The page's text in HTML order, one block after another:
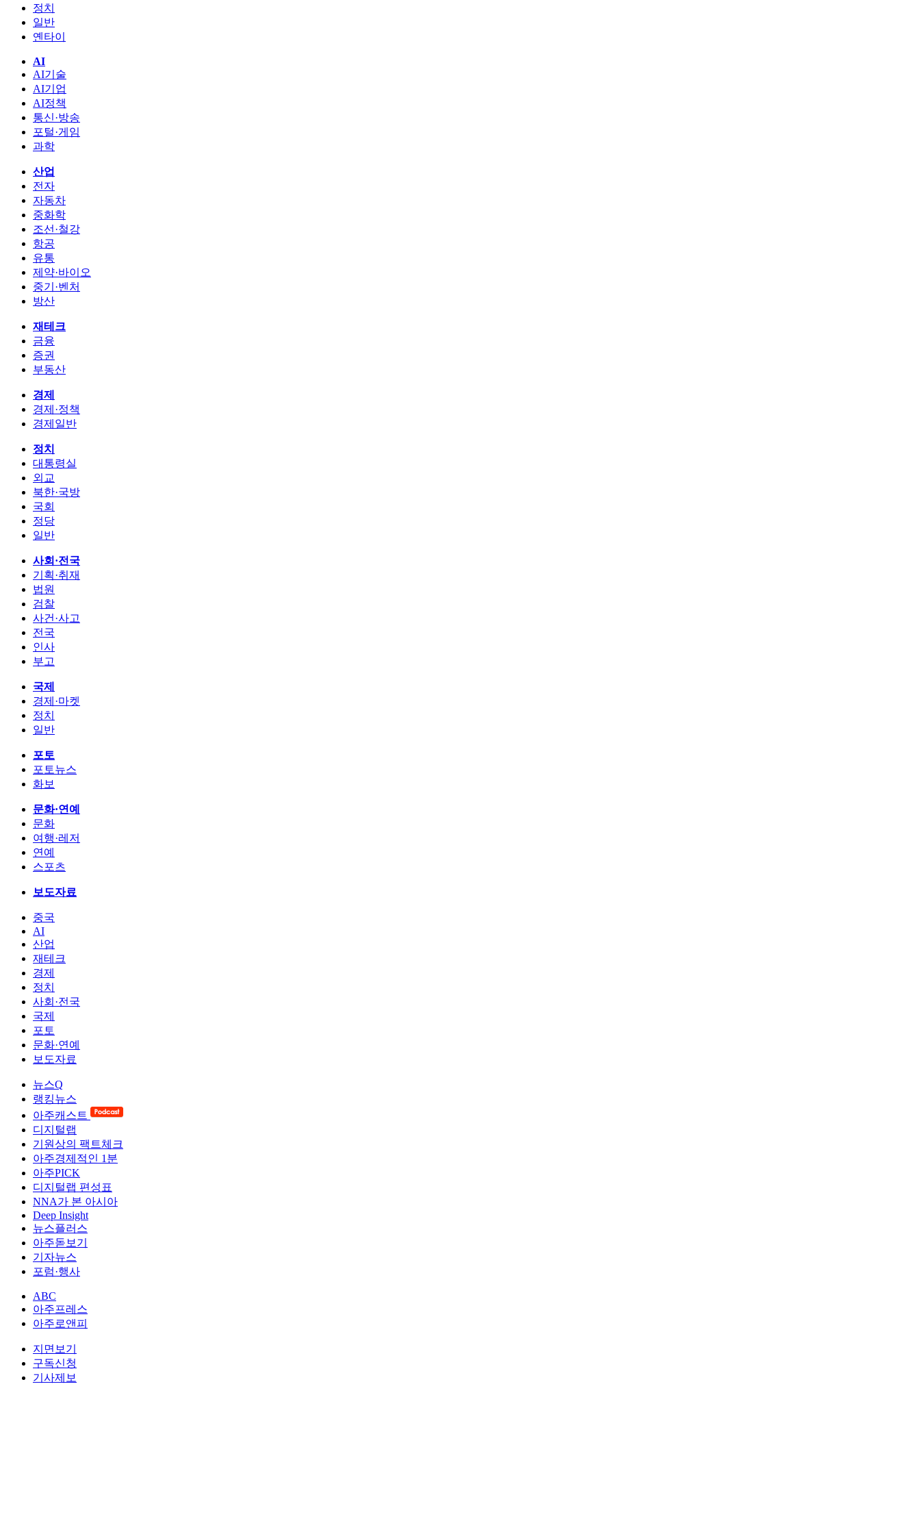
정치
일반
옌타이
AI
AI기술
AI기업
AI정책
통신·방송
포털·게임
과학
산업
전자
자동차
중화학
조선·철강
항공
유통
제약·바이오
중기·벤처
방산
재테크
금융
증권
부동산
경제
경제·정책
경제일반
정치
대통령실
외교
북한·국방
국회
정당
일반
사회·전국
기획·취재
법원
검찰
사건·사고
전국
인사
부고
국제
경제·마켓
정치
일반
포토
포토뉴스
화보
문화·연예
문화
여행·레저
연예
스포츠
보도자료
중국
AI
산업
재테크
경제
정치
사회·전국
국제
포토
문화·연예
보도자료
뉴스Q
랭킹뉴스
아주캐스트
디지털랩
기원상의 팩트체크
아주경제적인 1분
아주PICK
디지털랩 편성표
NNA가 본 아시아
Deep Insight
뉴스플러스
아주돋보기
기자뉴스
포럼·행사
ABC
아주프레스
아주로앤피
지면보기
구독신청
기사제보